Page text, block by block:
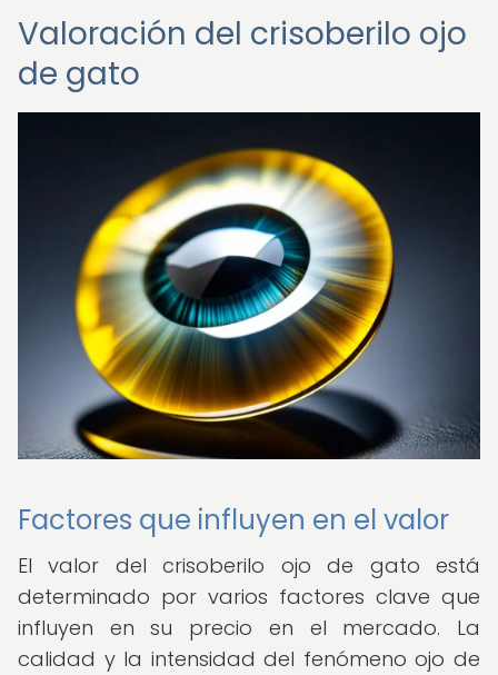
Valoración del crisoberilo ojo
de gato
Factores que influyen en el valor
El valor del crisoberilo ojo de gato está
determinado por varios factores clave que
influyen en su precio en el mercado. La
calidad y la intensidad del fenómeno ojo de